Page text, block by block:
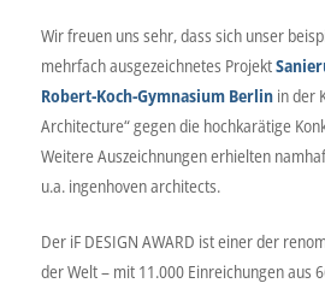
Wir freuen uns sehr, dass sich unser
mehrfach ausgezeichnetes Projekt
Robert-Koch-Gymnasium Berlinin der
Architecture“ gegen die hochkarätige
Weitere Auszeichnungen erhielten
u.a. ingenhoven architects.
Der iF DESIGN AWARD ist einer der
der Welt – mit 11.000 Einreichungen aus